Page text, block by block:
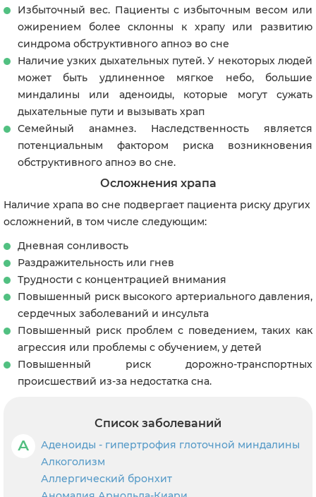
Избыточный вес. Пациенты с избыточным весом или
ожирением более склонны к храпу или развитию
синдрома обструктивного апноэ во сне
Наличие узких дыхательных путей. У некоторых людей
может быть удлиненное мягкое небо, большие
миндалины или аденоиды, которые могут сужать
дыхательные пути и вызывать храп
Семейный анамнез. Наследственность является
потенциальным фактором риска возникновения
обструктивного апноэ во сне.
Осложнения храпа
Наличие храпа во сне подвергает пациента риску других
осложнений, в том числе следующим:
Дневная сонливость
Раздражительность или гнев
Трудности с концентрацией внимания
Повышенный риск высокого артериального давления,
сердечных заболеваний и инсульта
Повышенный риск проблем с поведением, таких как
агрессия или проблемы с обучением, у детей
Повышенный риск дорожно-транспортных
происшествий из-за недостатка сна.
Список заболеваний
А
Аденоиды - гипертрофия глоточной миндалины
Алкоголизм
Аллергический бронхит